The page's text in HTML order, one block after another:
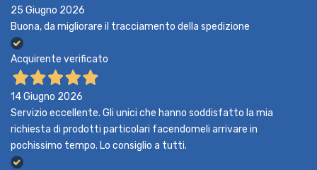
25 Giugno 2026
Buona, da migliorare il tracciamento della spedizione
Acquirente verificato
14 Giugno 2026
Servizio eccellente. Gli unici che hanno soddisfatto la mia
richiesta di prodotti particolari facendomeli arrivare in
pochissimo tempo. Lo consiglio a tutti.